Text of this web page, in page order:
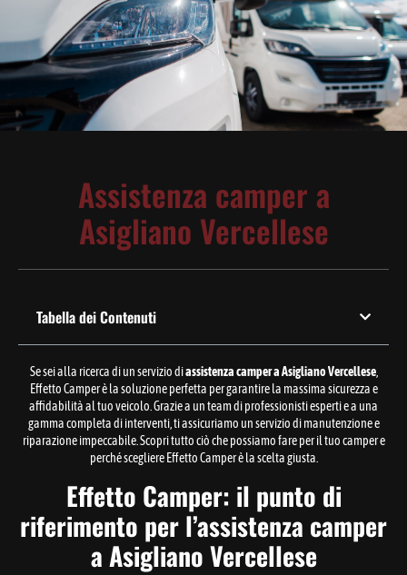
Assistenza camper a
Asigliano Vercellese
Tabella dei Contenuti
Se sei alla ricerca di un servizio diassistenza camper a Asigliano Vercellese,
Effetto Camper è la soluzione perfetta per garantire la massima sicurezza e
affidabilità al tuo veicolo. Grazie a un team di professionisti esperti e a una
gamma completa di interventi, ti assicuriamo un servizio di manutenzione e
riparazione impeccabile. Scopri tutto ciò che possiamo fare per il tuo camper e
perché scegliere Effetto Camper è la scelta giusta.
Effetto Camper: il punto di
riferimento per l’assistenza camper
a Asigliano Vercellese